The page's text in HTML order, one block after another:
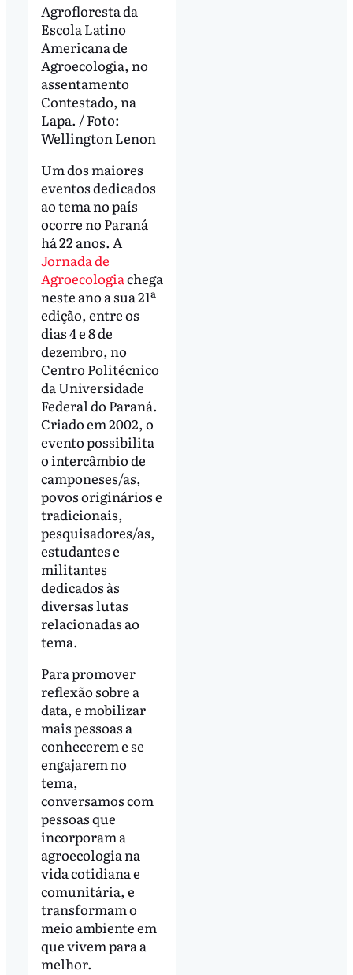
Agrofloresta da
Escola Latino
Americana de
Agroecologia, no
assentamento
Contestado, na
Lapa. / Foto:
Wellington Lenon
Um dos maiores
eventos dedicados
ao tema no país
ocorre no Paraná
há 22 anos. A
Jornada de
Agroecologiachega
neste ano a sua 21ª
edição, entre os
dias 4 e 8 de
dezembro, no
Centro Politécnico
da Universidade
Federal do Paraná.
Criado em 2002, o
evento possibilita
o intercâmbio de
camponeses/as,
povos originários e
tradicionais,
pesquisadores/as,
estudantes e
militantes
dedicados às
diversas lutas
relacionadas ao
tema.
Para promover
reflexão sobre a
data, e mobilizar
mais pessoas a
conhecerem e se
engajarem no
tema,
conversamos com
pessoas que
incorporam a
agroecologia na
vida cotidiana e
comunitária, e
transformam o
meio ambiente em
que vivem para a
melhor.